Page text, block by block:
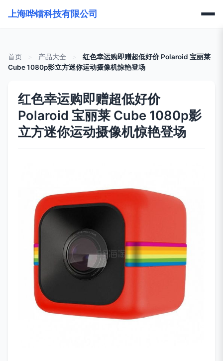
上海哗镭科技有限公司
首页 产品大全
红色幸运购即赠超低好价 Polaroid 宝丽莱
Cube 1080p影立方迷你运动摄像机惊艳登场
红色幸运购即赠超低好价
Polaroid 宝丽莱 Cube 1080p影
立方迷你运动摄像机惊艳登场